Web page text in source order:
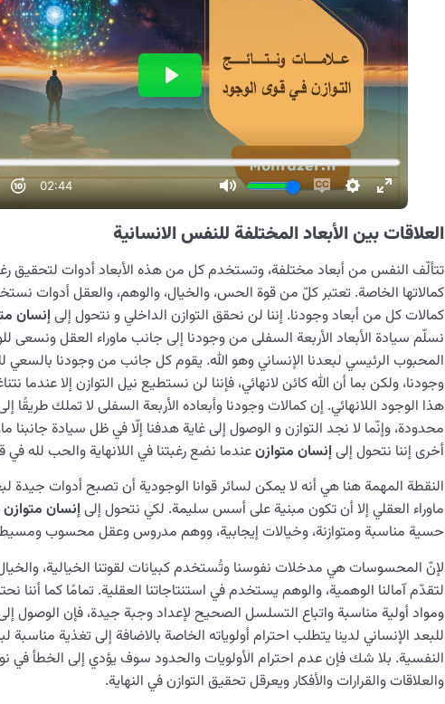
العلاقات بين الأبعاد المختلفة للنفس الانسانية
تتألّف النفس من أبعاد مختلفة، وتستخدم كل من هذه الأبعاد أدوات لتحقيق
كمالاتها الخاصة. تعتبر كلّ من قوة الحس، والخيال، والوهم، والعقل أدوات
كمالات كل من أبعاد وجودنا. إننا لن نحقق التوازن الداخلي و نتحول إلىإنسان
نسلّم سيادة الأبعاد الأربعة السفلى من وجودنا إلى جانب ماوراء العقل ونسعى
المحبوب الرئيسي لبعدنا الإنساني وهو الله. يقوم كل جانب من وجودنا بالسعي
وجودنا، ولكن بما أن الله كائن لانهائي، فإننا لن نستطيع نيل التوازن إلا عندما
هذا الوجود اللانهائي. إن كمالات وجودنا وأبعاده الأربعة السفلى لا تملك طريقًا إلى
محدودة، وإنّما لا نجد التوازن و الوصول إلى غاية هدفنا إلّا في ظل سيادة جانبنا
أخرى إننا نتحول إلىإنسان متوازنعندما نضع رغبتنا في اللانهاية والحب لله في
النقطة المهمة هنا هي أنه لا يمكن لسائر قوانا الوجودية أن تصبح أدوات جيدة
ماوراء العقلي إلا أن تكون مبنية على أسس سليمة. لكي نتحول إلىإنسان متوازن
حسية مناسبة ومتوازنة، وخيالات إيجابية، ووهم مدروس وعقل محسوب
لإنّ المحسوسات هي مدخلات نفوسنا وتُستخدم كبيانات لقوتنا الخيالية،
لتقدّم آمالنا الوهمية، والوهم يستخدم في استنتاجاتنا العقلية. تمامًا كما أننا
ومواد أولية مناسبة واتباع التسلسل الصحيح لإعداد وجبة جيدة، فإن الوصول
للبعد الإنساني لدينا يتطلب احترام أولوياته الخاصة بالاضافة إلى تغذية مناسبة
النفسية. بلا شك فإن عدم احترام الأولويات والحدود سوف يؤدي إلى الخطأ في
والعلاقات والقرارات والأفكار ويعرقل تحقيق التوازن في النهاية.